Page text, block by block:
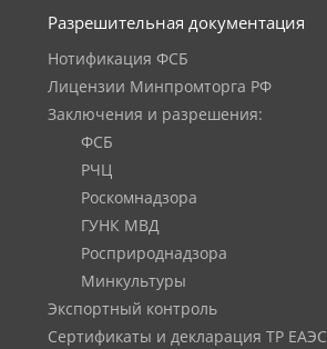
Разрешительная документация
Нотификация ФСБ
Лицензии Минпромторга РФ
Заключения и разрешения:
ФСБ
РЧЦ
Роскомнадзора
ГУНК МВД
Росприроднадзора
Минкультуры
Экспортный контроль
Сертификаты и декларация ТР ЕАЭС